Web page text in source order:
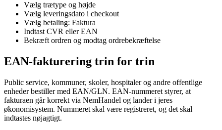
Vælg trætype og højde
Vælg leveringsdato i checkout
Vælg betaling: Faktura
Indtast CVR eller EAN
Bekræft ordren og modtag ordrebekræftelse
EAN-fakturering trin for trin
Public service, kommuner, skoler, hospitaler og andre offentlige
enheder bestiller med EAN/GLN. EAN-nummeret styrer, at
fakturaen går korrekt via NemHandel og lander i jeres
økonomisystem. Nummeret skal være registreret, og det skal
indtastes nøjagtigt.